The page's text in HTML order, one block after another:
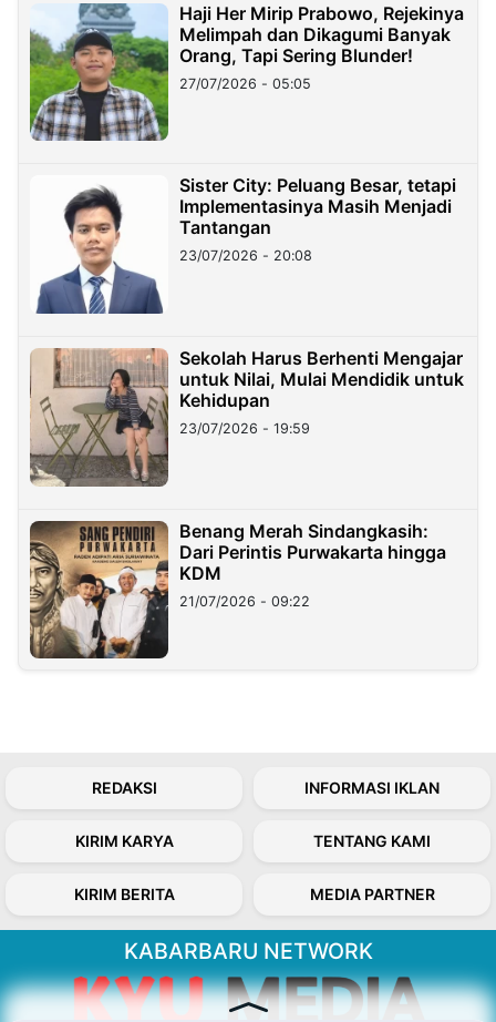
Haji Her Mirip Prabowo, Rejekinya
Melimpah dan Dikagumi Banyak
Orang, Tapi Sering Blunder!
27/07/2026 - 05:05
Sister City: Peluang Besar, tetapi
Implementasinya Masih Menjadi
Tantangan
23/07/2026 - 20:08
Sekolah Harus Berhenti Mengajar
untuk Nilai, Mulai Mendidik untuk
Kehidupan
23/07/2026 - 19:59
Benang Merah Sindangkasih:
Dari Perintis Purwakarta hingga
KDM
21/07/2026 - 09:22
REDAKSI INFORMASI IKLAN
KIRIM KARYA TENTANG KAMI
KIRIM BERITA MEDIA PARTNER
KABARBARU NETWORK